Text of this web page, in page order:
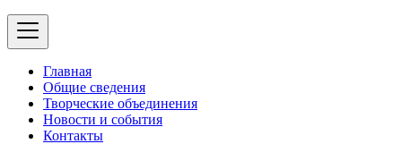
Главная
Общие сведения
Творческие объединения
Новости и события
Контакты